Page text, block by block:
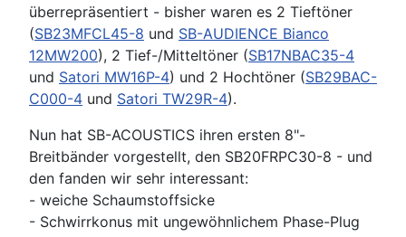
überrepräsentiert - bisher waren es 2 Tieftöner
(SB23MFCL45-8 und SB-AUDIENCE Bianco
12MW200), 2 Tief-/Mitteltöner (SB17NBAC35-4
und Satori MW16P-4) und 2 Hochtöner (SB29BAC-
C000-4 und Satori TW29R-4).
Nun hat SB-ACOUSTICS ihren ersten 8"-
Breitbänder vorgestellt, den SB20FRPC30-8 - und
den fanden wir sehr interessant:
- weiche Schaumstoffsicke
- Schwirrkonus mit ungewöhnlichem Phase-Plug